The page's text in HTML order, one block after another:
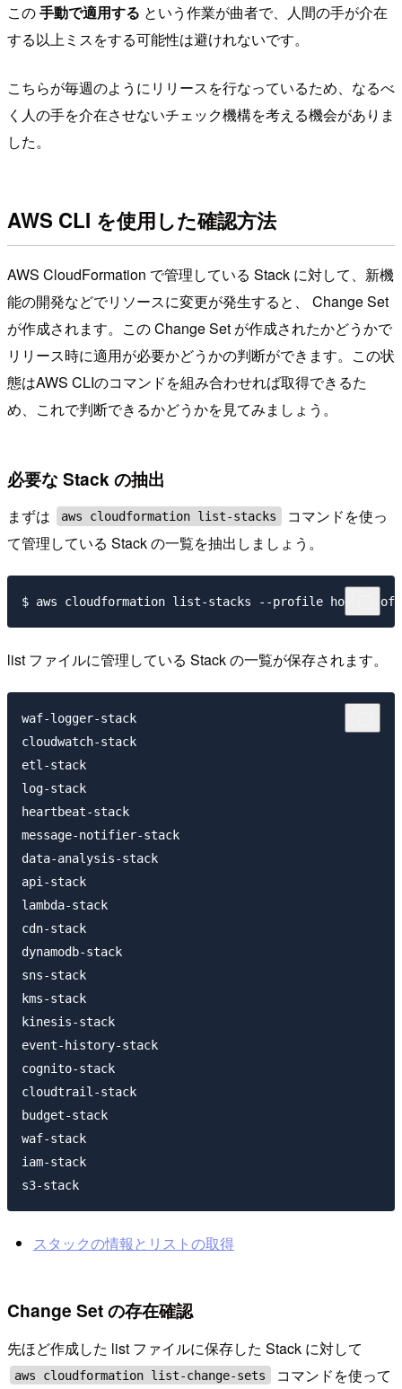
この手動で適用する という作業が曲者で、人間の手が介在
する以上ミスをする可能性は避けれないです。
こちらが毎週のようにリリースを行なっているため、なるべ
く人の手を介在させないチェック機構を考える機会がありま
した。
AWS CLI を使用した確認方法
AWS CloudFormation で管理している Stack に対して、新機
能の開発などでリソースに変更が発生すると、 Change Set
が作成されます。この Change Set が作成されたかどうかで
リリース時に適用が必要かどうかの判断ができます。この状
態はAWS CLIのコマンドを組み合わせれば取得できるた
め、これで判断できるかどうかを見てみましょう。
必要な Stack の抽出
まずは aws cloudformation list-stacks
コマンドを使っ
て管理している Stack の一覧を抽出しましょう。
list ファイルに管理している Stack の一覧が保存されます。
waf-logger-stack
cloudwatch-stack
etl-stack
log-stack
heartbeat-stack
message-notifier-stack
data-analysis-stack
api-stack
lambda-stack
cdn-stack
dynamodb-stack
sns-stack
kms-stack
kinesis-stack
event-history-stack
cognito-stack
cloudtrail-stack
budget-stack
waf-stack
iam-stack
スタックの情報とリストの取得
Change Set の存在確認
先ほど作成した list ファイルに保存した Stack に対して
aws cloudformation list-change-sets コマンドを使って